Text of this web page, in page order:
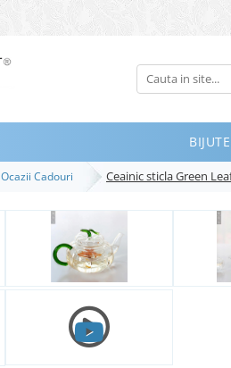
Ocazii Cadouri Ceainic sticla Green